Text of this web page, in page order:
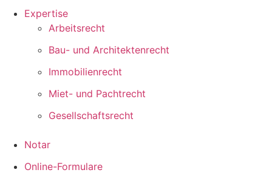
Expertise
Arbeitsrecht
Bau- und Architektenrecht
Immobilienrecht
Miet- und Pachtrecht
Gesellschaftsrecht
Notar
Online-Formulare